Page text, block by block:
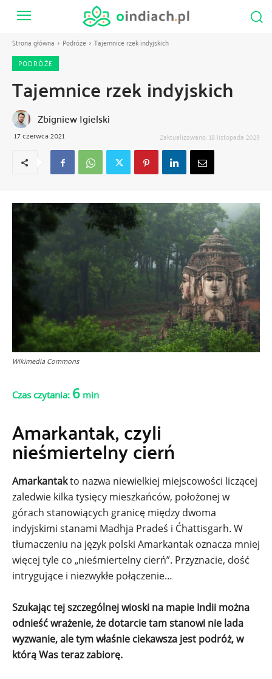
Strona główna Podróże
Tajemnice rzek indyjskich
PODRÓŻE
Tajemnice rzek indyjskich
Zbigniew Igielski
17 czerwca 2021 Zaktualizowano: 18 listopada 2023
Wikimedia Commons
Czas czytania: 6 min
Amarkantak, czyli
nieśmiertelny cierń
Amarkantakto nazwa niewielkiej miejscowości liczącej
zaledwie kilka tysięcy mieszkańców, położonej w
górach stanowiących granicę między dwoma
indyjskimi stanami Madhja Pradeś i Ćhattisgarh. W
tłumaczeniu na język polski Amarkantak oznacza mniej
więcej tyle co „nieśmiertelny cierń”. Przyznacie, dość
intrygujące i niezwykłe połączenie…
Szukając tej szczególnej wioski na mapie Indii można
odnieść wrażenie, że dotarcie tam stanowi nie lada
wyzwanie, ale tym właśnie ciekawsza jest podróż, w
którą Was teraz zabiorę.